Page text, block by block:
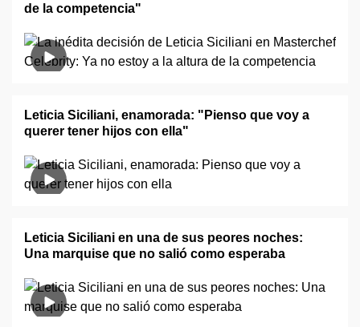
de la competencia"
Leticia Siciliani, enamorada: "Pienso que voy a
querer tener hijos con ella"
Leticia Siciliani en una de sus peores noches:
Una marquise que no salió como esperaba